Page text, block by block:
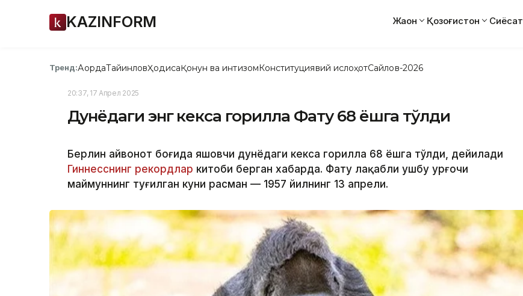
KAZINFORM Жаҳон Қозоғистон Сиёсат
Тренд:АқордаТайинловҲодисаҚонун ва интизомКонституциявий ислоҳотСайлов-2026
20:37, 17 Апрел 2025
Дунёдаги энг кекса горилла Фату 68 ёшга тўлди
Берлин ҳайвонот боғида яшовчи дунёдаги кекса горилла 68 ёшга тўлди, дейилади
Гиннесснинг рекордлар китоби берган хабарда. Фату лақабли ушбу урғочи
маймуннинг туғилган куни расман — 1957 йилнинг 13 апрели.